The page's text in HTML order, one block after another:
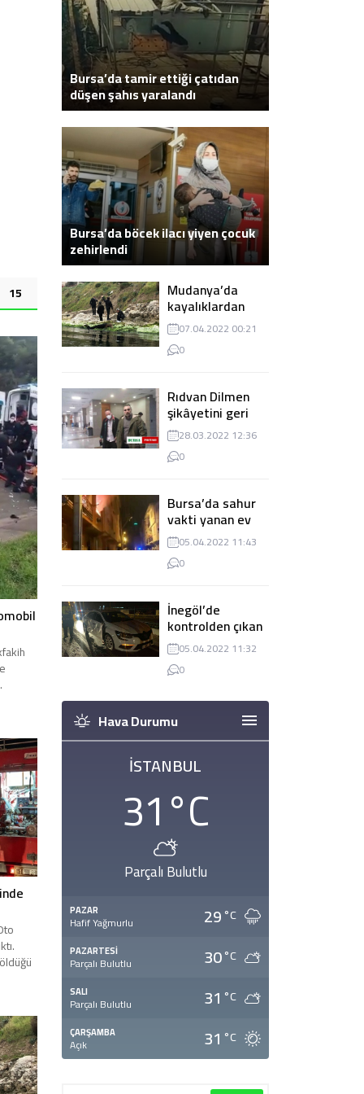
Bursa’da kontrolden çıkan
15
yol
Bursa’da tamir ettiği çatıdan
düşen şahıs yaralandı
Bursa’da böcek ilacı yiyen çocuk
zehirlendi
Mudanya’da
kayalıklardan
atlayarak intihar
eden genç ölü
bulundu
07.04.2022 00:21
0
Rıdvan Dilmen
şikâyetini geri
çekti, dava
düşürüldü
28.03.2022 12:36
0
Bursa’da sahur
vakti yanan ev
panik
yaşanmasına
sebep oldu
05.04.2022 11:43
0
İnegöl’de
kontrolden çıkan
tır 2 otomobile
çarptı
05.04.2022 11:32
0
Hava Durumu
İSTANBUL
31°C
Parçalı Bulutlu
PAZAR
Hafif Yağmurlu 29°C
PAZARTESI
Parçalı Bulutlu 30°C
SALI
Parçalı Bulutlu 31 °C
ÇARŞAMBA
Açık 31 °C